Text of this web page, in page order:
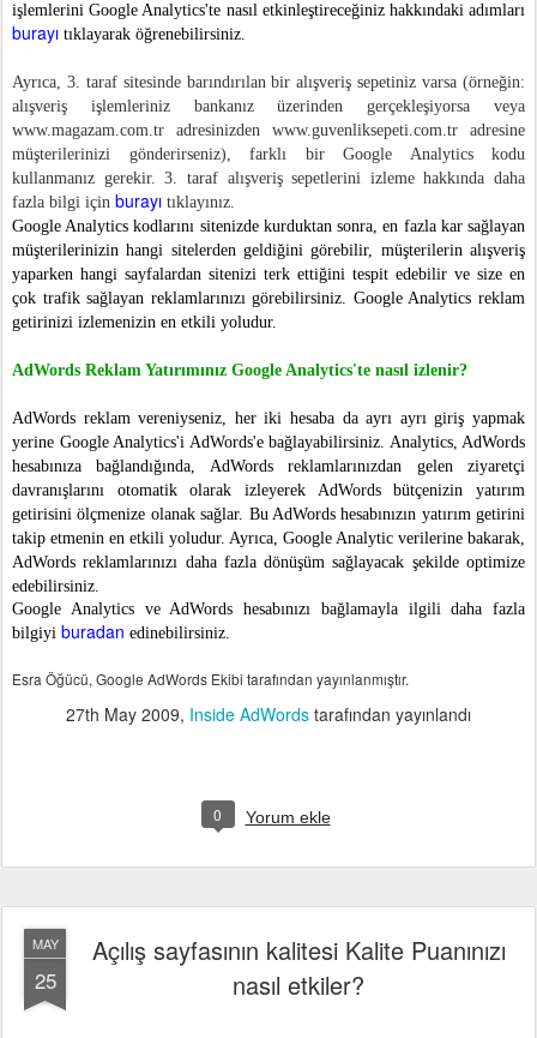
işlemlerini Google Analytics'te nasıl etkinleştireceğiniz hakkındaki adımları
burayı tıklayarak öğrenebilirsiniz.
Ayrıca, 3. taraf sitesinde barındırılan bir alışveriş sepetiniz varsa (örneğin:
alışveriş işlemleriniz bankanız üzerinden gerçekleşiyorsa veya
www.magazam.com.tr adresinizden www.guvenliksepeti.com.tr adresine
müşterilerinizi gönderirseniz), farklı bir Google Analytics kodu
kullanmanız gerekir. 3. taraf alışveriş sepetlerini izleme hakkında daha
fazla bilgi için burayı tıklayınız.
Google Analytics kodlarını sitenizde kurduktan sonra, en fazla kar sağlayan
müşterilerinizin hangi sitelerden geldiğini görebilir, müşterilerin alışveriş
yaparken hangi sayfalardan sitenizi terk ettiğini tespit edebilir ve size en
çok trafik sağlayan reklamlarınızı görebilirsiniz. Google Analytics reklam
getirinizi izlemenizin en etkili yoludur.
AdWords Reklam Yatırımınız Google Analytics'te nasıl izlenir?
AdWords reklam vereniyseniz, her iki hesaba da ayrı ayrı giriş yapmak
yerine Google Analytics'i AdWords'e bağlayabilirsiniz. Analytics, AdWords
hesabınıza bağlandığında, AdWords reklamlarınızdan gelen ziyaretçi
davranışlarını otomatik olarak izleyerek AdWords bütçenizin yatırım
getirisini ölçmenize olanak sağlar. Bu AdWords hesabınızın yatırım getirini
takip etmenin en etkili yoludur. Ayrıca, Google Analytic verilerine bakarak,
AdWords reklamlarınızı daha fazla dönüşüm sağlayacak şekilde optimize
edebilirsiniz.
Google Analytics ve AdWords hesabınızı bağlamayla ilgili daha fazla
bilgiyi buradan edinebilirsiniz.
Esra Öğücü, Google AdWords Ekibi tarafından yayınlanmıştır.
27th May 2009, Inside AdWords tarafından yayınlandı
0 Yorum ekle
MAY
25
Açılış sayfasının kalitesi Kalite Puanınızı
nasıl etkiler?